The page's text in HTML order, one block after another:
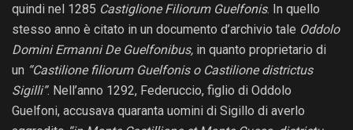
quindi nel 1285 Castiglione Filiorum Guelfonis. In quello
stesso anno è citato in un documento d’archivio tale Oddolo
Domini Ermanni De Guelfonibus, in quanto proprietario di
un “Castilione filiorum Guelfonis o Castilione districtus
Sigilli”. Nell’anno 1292, Federuccio, figlio di Oddolo
Guelfoni, accusava quaranta uomini di Sigillo di averlo